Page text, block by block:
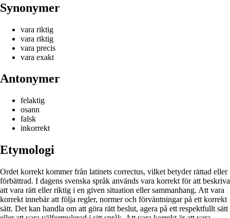
Synonymer
vara riktig
vara riktig
vara precis
vara exakt
Antonymer
felaktig
osann
falsk
inkorrekt
Etymologi
Ordet korrekt kommer från latinets correctus, vilket betyder rättad eller
förbättrad. I dagens svenska språk används vara korrekt för att beskriva
att vara rätt eller riktig i en given situation eller sammanhang. Att vara
korrekt innebär att följa regler, normer och förväntningar på ett korrekt
sätt. Det kan handla om att göra rätt beslut, agera på ett respektfullt sätt